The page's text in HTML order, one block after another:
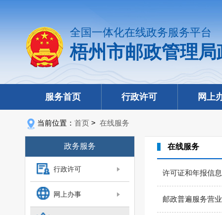
全国一体化在线政务服务平台
梧州市邮政管理
服务首页 行政许可 网上
当前位置： 首页 > 在线服务
政务服务
行政许可
网上办事
在线服务
许可证和年报信
邮政普遍服务营